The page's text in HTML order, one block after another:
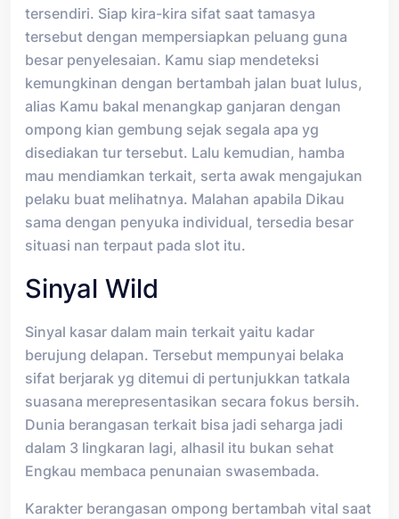
tersendiri. Siap kira-kira sifat saat tamasya
tersebut dengan mempersiapkan peluang guna
besar penyelesaian. Kamu siap mendeteksi
kemungkinan dengan bertambah jalan buat lulus,
alias Kamu bakal menangkap ganjaran dengan
ompong kian gembung sejak segala apa yg
disediakan tur tersebut. Lalu kemudian, hamba
mau mendiamkan terkait, serta awak mengajukan
pelaku buat melihatnya. Malahan apabila Dikau
sama dengan penyuka individual, tersedia besar
situasi nan terpaut pada slot itu.
Sinyal Wild
Sinyal kasar dalam main terkait yaitu kadar
berujung delapan. Tersebut mempunyai belaka
sifat berjarak yg ditemui di pertunjukkan tatkala
suasana merepresentasikan secara fokus bersih.
Dunia berangasan terkait bisa jadi seharga jadi
dalam 3 lingkaran lagi, alhasil itu bukan sehat
Engkau membaca penunaian swasembada.
Karakter berangasan ompong bertambah vital saat